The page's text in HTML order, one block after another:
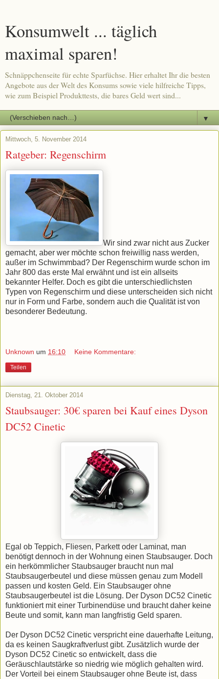
Konsumwelt ... täglich
maximal sparen!
Schnäppchenseite für echte Sparfüchse. Hier erhaltet Ihr die besten
Angebote aus der Welt des Konsums sowie viele hilfreiche Tipps,
wie zum Beispiel Produkttests, die bares Geld wert sind...
▼
Mittwoch, 5. November 2014
Ratgeber: Regenschirm
Wir sind zwar nicht aus Zucker
gemacht, aber wer möchte schon freiwillig nass werden,
außer im Schwimmbad? Der Regenschirm wurde schon im
Jahr 800 das erste Mal erwähnt und ist ein allseits
bekannter Helfer. Doch es gibt die unterschiedlichsten
Typen von Regenschirm und diese unterscheiden sich nicht
nur in Form und Farbe, sondern auch die Qualität ist von
besonderer Bedeutung.
Unknown um 16:10 Keine Kommentare:
Teilen
Dienstag, 21. Oktober 2014
Staubsauger: 30€ sparen bei Kauf eines Dyson
DC52 Cinetic
Egal ob Teppich, Fliesen, Parkett oder Laminat, man
benötigt dennoch in der Wohnung einen Staubsauger. Doch
ein herkömmlicher Staubsauger braucht nun mal
Staubsaugerbeutel und diese müssen genau zum Modell
passen und kosten Geld. Ein Staubsauger ohne
Staubsaugerbeutel ist die Lösung. Der Dyson DC52 Cinetic
funktioniert mit einer Turbinendüse und braucht daher keine
Beute und somit, kann man langfristig Geld sparen.
Der Dyson DC52 Cinetic verspricht eine dauerhafte Leitung,
da es keinen Saugkraftverlust gibt. Zusätzlich wurde der
Dyson DC52 Cinetic so entwickelt, dass die
Geräuschlautstärke so niedrig wie möglich gehalten wird.
Der Vorteil bei einem Staubsauger ohne Beute ist, dass